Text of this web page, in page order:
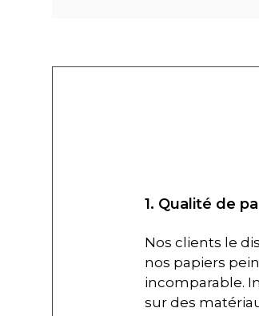
1. Qualité de
Nos clients le
nos papiers
incomparable.
sur des